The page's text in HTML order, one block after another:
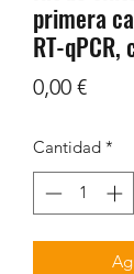
primera
RT-qPCR,
0,00 €Precio
Cantidad *